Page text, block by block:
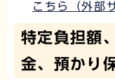
こちら（外部
特定負担額
金、預かり